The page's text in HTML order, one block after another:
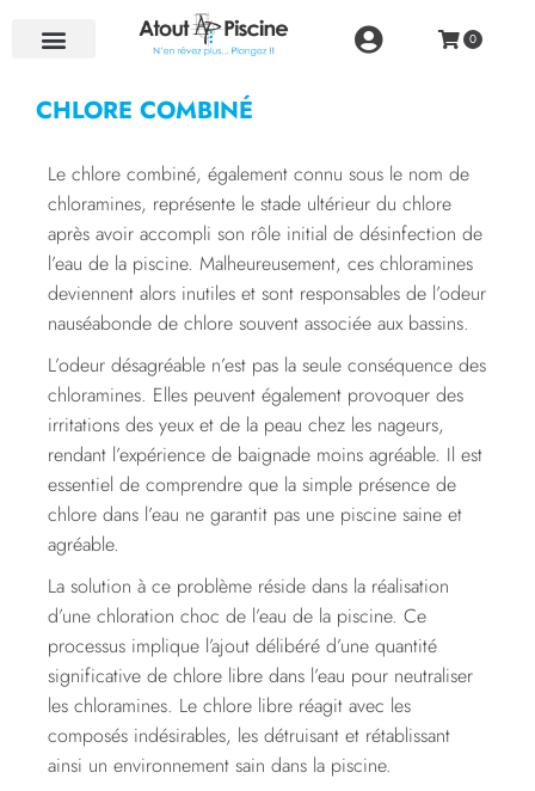
CHLORE COMBINÉ
Le chlore combiné, également connu sous le nom de
chloramines, représente le stade ultérieur du chlore
après avoir accompli son rôle initial de désinfection de
l’eau de la piscine. Malheureusement, ces chloramines
deviennent alors inutiles et sont responsables de l’odeur
nauséabonde de chlore souvent associée aux bassins.
L’odeur désagréable n’est pas la seule conséquence des
chloramines. Elles peuvent également provoquer des
irritations des yeux et de la peau chez les nageurs,
rendant l’expérience de baignade moins agréable. Il est
essentiel de comprendre que la simple présence de
chlore dans l’eau ne garantit pas une piscine saine et
agréable.
La solution à ce problème réside dans la réalisation
d’une chloration choc de l’eau de la piscine. Ce
processus implique l’ajout délibéré d’une quantité
significative de chlore libre dans l’eau pour neutraliser
les chloramines. Le chlore libre réagit avec les
composés indésirables, les détruisant et rétablissant
ainsi un environnement sain dans la piscine.